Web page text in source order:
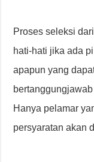
Proses seleksi
hati-hati jika ada
apapun yang
Hanya pelamar
persyaratan akan